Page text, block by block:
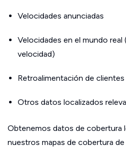
Velocidades anunciadas
Velocidades en el mundo real
velocidad)
Retroalimentación de clientes
Otros datos localizados
Obtenemos datos de cobertura
nuestros mapas de cobertura